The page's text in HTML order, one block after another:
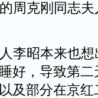
周克刚同志
李昭本来也想
好，导致第
及部分在京